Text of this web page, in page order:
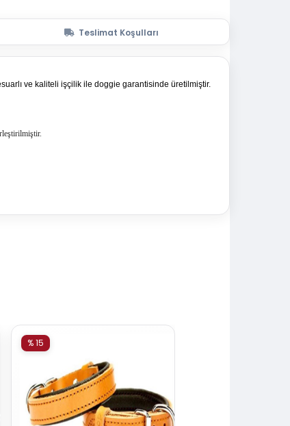
Teslimat Koşulları
ve kaliteli işçilik ile doggie garantisinde üretilmiştir.
% 15